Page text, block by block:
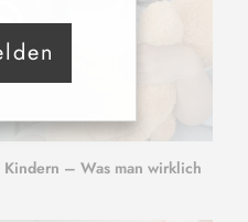
– Was man wirklich